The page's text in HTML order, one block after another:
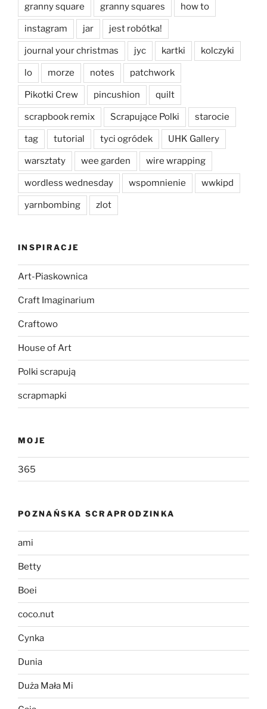
granny square granny squares how to
instagram jar jest robótka!
journal your christmas jyc kartki kolczyki
lo morze notes patchwork
Pikotki Crew pincushion quilt
scrapbook remix Scrapujące Polki starocie
tag tutorial tyci ogródek UHK Gallery
warsztaty wee garden wire wrapping
wordless wednesday wspomnienie wwkipd
yarnbombing zlot
INSPIRACJE
Art-Piaskownica
Craft Imaginarium
Craftowo
House of Art
Polki scrapują
scrapmapki
MOJE
365
POZNAŃSKA SCRAPRODZINKA
ami
Betty
Boei
coco.nut
Cynka
Dunia
Duża Mała Mi